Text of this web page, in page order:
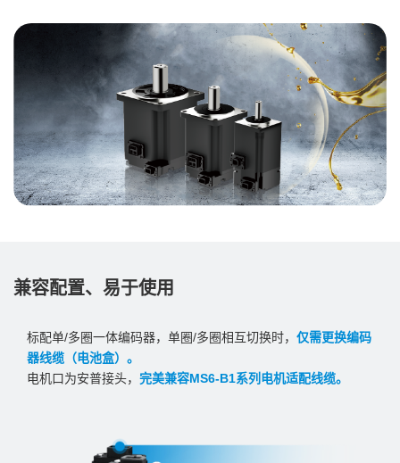
兼容配置、易于使用
标配单/多圈一体编码器，单圈/多圈相互切换时， 仅需更换编码
器线缆（电池盒）。
电机口为安普接头， 完美兼容MS6-B1系列电机适配线缆。